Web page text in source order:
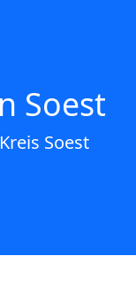
Soest
Soest